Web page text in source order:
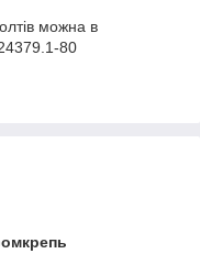
можна в
80